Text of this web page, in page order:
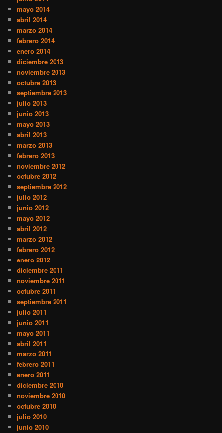
mayo 2014
abril 2014
marzo 2014
febrero 2014
enero 2014
diciembre 2013
noviembre 2013
octubre 2013
septiembre 2013
julio 2013
junio 2013
mayo 2013
abril 2013
marzo 2013
febrero 2013
noviembre 2012
octubre 2012
septiembre 2012
julio 2012
junio 2012
mayo 2012
abril 2012
marzo 2012
febrero 2012
enero 2012
diciembre 2011
noviembre 2011
octubre 2011
septiembre 2011
julio 2011
junio 2011
mayo 2011
abril 2011
marzo 2011
febrero 2011
enero 2011
diciembre 2010
noviembre 2010
octubre 2010
julio 2010
junio 2010